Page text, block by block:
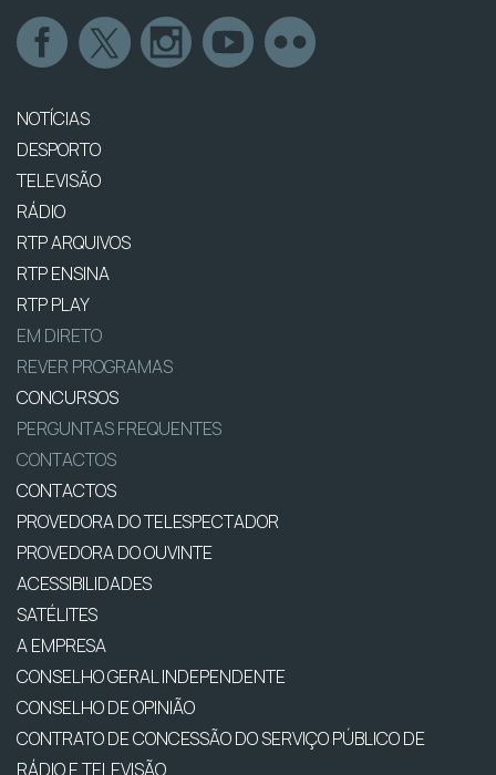
NOTÍCIAS
DESPORTO
TELEVISÃO
RÁDIO
RTP ARQUIVOS
RTP ENSINA
RTP PLAY
EM DIRETO
REVER PROGRAMAS
CONCURSOS
PERGUNTAS FREQUENTES
CONTACTOS
CONTACTOS
PROVEDORA DO TELESPECTADOR
PROVEDORA DO OUVINTE
ACESSIBILIDADES
SATÉLITES
A EMPRESA
CONSELHO GERAL INDEPENDENTE
CONSELHO DE OPINIÃO
CONTRATO DE CONCESSÃO DO SERVIÇO PÚBLICO DE
RÁDIO E TELEVISÃO